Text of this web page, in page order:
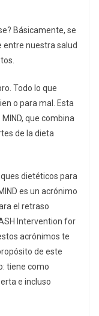
Básicamente, se
entre nuestra salud
Todo lo que
o para mal. Esta
que combina
de la dieta
dietéticos para
es un acrónimo
el retraso
Intervention for
acrónimos te
de este
tiene como
e incluso